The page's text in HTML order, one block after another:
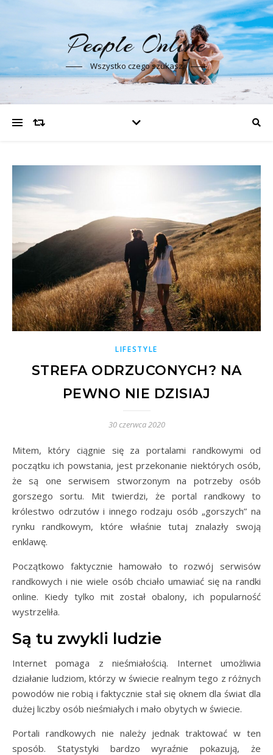
People Online
Wszystko czego szukasz
LIFESTYLE
STREFA ODRZUCONYCH? NA
PEWNO NIE DZISIAJ
30 czerwca 2020
Mitem, który ciągnie się za portalami randkowymi od
początku ich powstania, jest przekonanie niektórych osób,
że są one serwisem stworzonym na potrzeby osób
gorszego sortu. Mit twierdzi, że portal randkowy to
królestwo odrzutów i innego rodzaju osób „gorszych” na
rynku randkowym, które właśnie tutaj znalazły swoją
enklawę.
Początkowo faktycznie hamowało to rozwój serwisów
randkowych i nie wiele osób chciało umawiać się na randki
online. Kiedy tylko mit został obalony, ich popularność
wystrzeliła.
Są tu zwykli ludzie
Internet pomaga z nieśmiałością. Internet umożliwia
działanie ludziom, którzy w świecie realnym tego z różnych
powodów nie robią i faktycznie stał się oknem dla świat dla
dużej liczby osób nieśmiałych i mało obytych w świecie.
Portali randkowych nie należy jednak traktować w ten
sposób. Statystyki bardzo wyraźnie pokazują, że